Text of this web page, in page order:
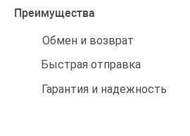
Преимущества
Обмен и возврат
Быстрая отправка
Гарантия и надежность